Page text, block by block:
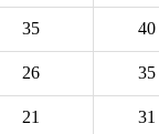
35 40
26 35
21 31